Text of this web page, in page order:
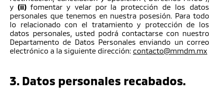
y (ii)fomentar y velar por la protección de los datos
personales que tenemos en nuestra posesión. Para todo
lo relacionado con el tratamiento y protección de los
datos personales, usted podrá contactarse con nuestro
Departamento de Datos Personales enviando un correo
electrónico a la siguiente dirección: contacto@mmdm.mx
3. Datos personales recabados.